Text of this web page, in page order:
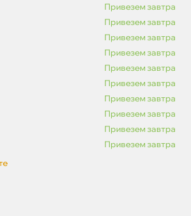
Привезем завтра
Привезем завтра
Привезем завтра
Привезем завтра
Привезем завтра
Привезем завтра
Привезем завтра
Привезем завтра
Привезем завтра
Привезем завтра